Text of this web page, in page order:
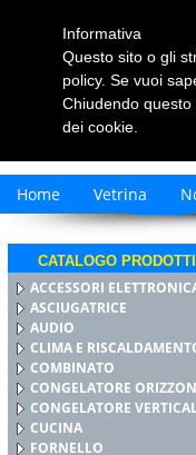
Home Vetrina
CATALOGO PRODOTTI
ACCESSORI
ASCIUGATRICE
AUDIO
CLIMA E
COMBINATO
CONGELATORE
CONGELATORE
CUCINA
FORNELLO
Informativa
Questo sito o gli
policy. Se vuoi
Chiudendo
dei cookie.